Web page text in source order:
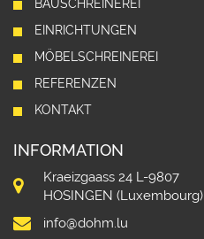
BAUSCHREINEREI
EINRICHTUNGEN
MÖBELSCHREINEREI
REFERENZEN
KONTAKT
INFORMATION
Kraeizgaass 24 L-9807
HOSINGEN (Luxembourg)
info@dohm.lu